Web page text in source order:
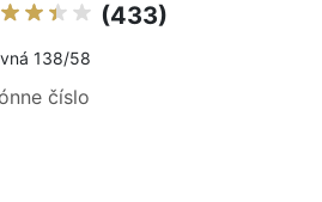
(433)
138/58
číslo